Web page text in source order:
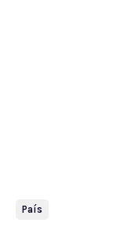
País